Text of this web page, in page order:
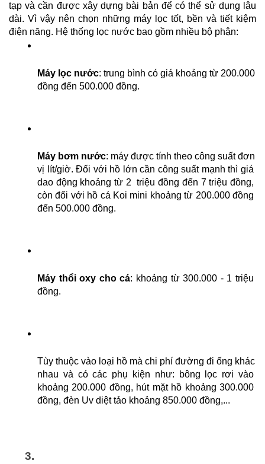
tạp và cần được xây dựng bài bản để có thể sử dụng lâu
dài. Vì vậy nên chọn những máy lọc tốt, bền và tiết kiệm
điện năng. Hệ thống lọc nước bao gồm nhiều bộ phận:
Máy lọc nước: trung bình có giá khoảng từ 200.000
đồng đến 500.000 đồng.
Máy bơm nước: máy được tính theo công suất đơn
vị lít/giờ. Đối với hồ lớn cần công suất mạnh thì giá
dao động khoảng từ 2  triệu đồng đến 7 triệu đồng,
còn đối với hồ cá Koi mini khoảng từ 200.000 đồng
đến 500.000 đồng.
Máy thổi oxy cho cá: khoảng từ 300.000 - 1 triệu
đồng.
Tùy thuộc vào loại hồ mà chi phí đường đi ống khác
nhau và có các phụ kiện như: bông lọc rơi vào
khoảng 200.000 đồng, hút mặt hồ khoảng 300.000
đồng, đèn Uv diệt tảo khoảng 850.000 đồng,...